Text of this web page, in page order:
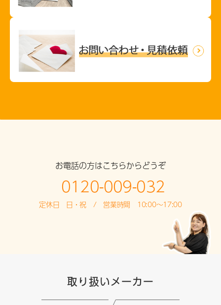
お電話の方はこちらからどうぞ
0120-009-032
定休日 日・祝 / 営業時間 10:00～17:00
取り扱いメーカー